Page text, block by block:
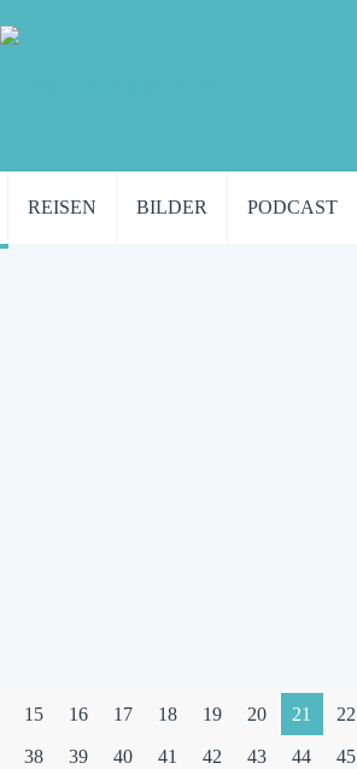
REISEN BILDER PODCAST
15 16 17 18 19 20 21 22
38 39 40 41 42 43 44 45